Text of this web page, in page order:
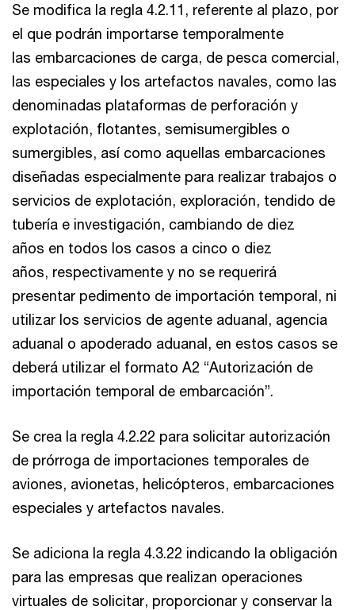
Se modifica la regla 4.2.11, referente al plazo, por
el que podrán importarse temporalmente
las embarcaciones de carga, de pesca comercial,
las especiales y los artefactos navales, como las
denominadas plataformas de perforación y
explotación, flotantes, semisumergibles o
sumergibles, así como aquellas embarcaciones
diseñadas especialmente para realizar trabajos o
servicios de explotación, exploración, tendido de
tubería e investigación, cambiando de diez
años en todos los casos a cinco o diez
años, respectivamente y no se requerirá
presentar pedimento de importación temporal, ni
utilizar los servicios de agente aduanal, agencia
aduanal o apoderado aduanal, en estos casos se
deberá utilizar el formato A2 “Autorización de
importación temporal de embarcación”.
Se crea la regla 4.2.22 para solicitar autorización
de prórroga de importaciones temporales de
aviones, avionetas, helicópteros, embarcaciones
especiales y artefactos navales.
Se adiciona la regla 4.3.22 indicando la obligación
para las empresas que realizan operaciones
virtuales de solicitar, proporcionar y conservar la